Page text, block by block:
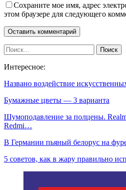
Сохраните мое имя, адрес
этом браузере для следующего
Интересное:
Названо воздействие
Бумажные цветы — 3 варианта
Шумоподавление за полцены.
Redmi…
В Германии пьяный белорус на
5 советов, как в жару правильно